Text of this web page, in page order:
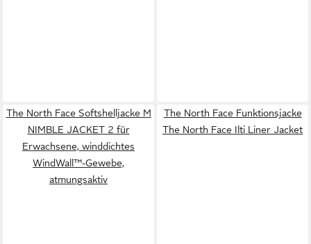
The North Face Softshelljacke M
NIMBLE JACKET 2 für
Erwachsene, winddichtes
WindWall™-Gewebe,
atmungsaktiv
The North Face Funktionsjacke
The North Face Ilti Liner Jacket